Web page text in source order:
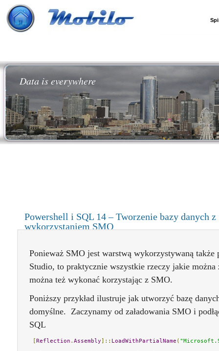
Data is everywhere
Powershell i SQL 14 – Tworzenie bazy danych z
wykorzystaniem SMO
Ponieważ SMO jest warstwą wykorzystywaną także
Studio, to praktycznie wszystkie rzeczy jakie
można też wykonać korzystając z SMO.
Poniższy przykład ilustruje jak utworzyć bazę
domyślne. Zaczynamy od załadowania SMO i
SQL
[Reflection . Assembly]:: LoadWithPartialName (